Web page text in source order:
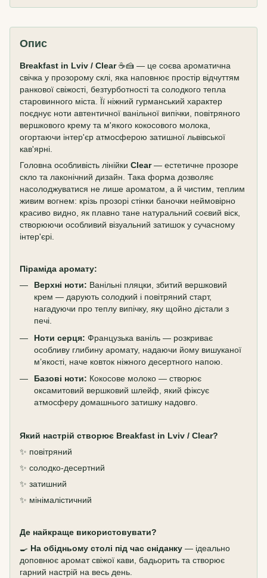
Опис
Breakfast in Lviv / Clear☕🍰 — це соєва ароматична
свічка у прозорому склі, яка наповнює простір відчуттям
ранкової свіжості, безтурботності та солодкого тепла
старовинного міста. Її ніжний гурманський характер
поєднує ноти автентичної ванільної випічки, повітряного
вершкового крему та м'якого кокосового молока,
огортаючи інтер'єр атмосферою затишної львівської
кав'ярні.
Головна особливість лінійки Clear— естетичне прозоре
скло та лаконічний дизайн. Така форма дозволяє
насолоджуватися не лише ароматом, а й чистим, теплим
живим вогнем: крізь прозорі стінки баночки неймовірно
красиво видно, як плавно тане натуральний соєвий віск,
створюючи особливий візуальний затишок у сучасному
інтер'єрі.
Піраміда аромату:
Верхні ноти: Ванільні пляцки, збитий вершковий
крем — дарують солодкий і повітряний старт,
нагадуючи про теплу випічку, яку щойно дістали з
печі.
Ноти серця: Французька ваніль — розкриває
особливу глибину аромату, надаючи йому вишуканої
м’якості, наче ковток ніжного десертного напою.
Базові ноти: Кокосове молоко — створює
оксамитовий вершковий шлейф, який фіксує
атмосферу домашнього затишку надовго.
Який настрій створює Breakfast in Lviv / Clear?
✨ повітряний
✨ солодко-десертний
✨ затишний
✨ мінімалістичний
Де найкраще використовувати?
🍳 На обідньому столі під час сніданку — ідеально
доповнює аромат свіжої кави, бадьорить та створює
гарний настрій на весь день.